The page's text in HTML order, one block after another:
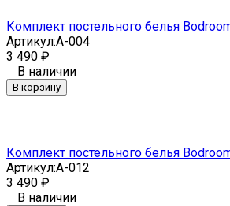
Комплект постельного белья
Артикул:A-004
3 490 ₽
В наличии
В корзину
Комплект постельного белья
Артикул:A-012
3 490 ₽
В наличии